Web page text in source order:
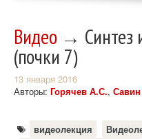
Видео→ Синтез
(почки 7)
13 января 2016
Авторы: Горячев А.С.,
видеолекция